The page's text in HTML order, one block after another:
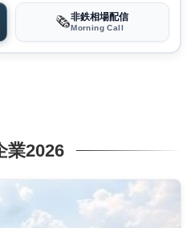
🗞️非鉄相場配信
Morning Call
業2026